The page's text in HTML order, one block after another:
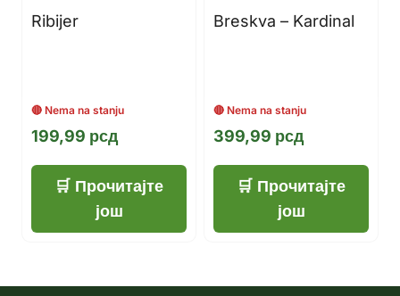
Ribijer
199,99 рсд
Прочитајте
још
Breskva – Kardinal
399,99 рсд
Прочитајте
још